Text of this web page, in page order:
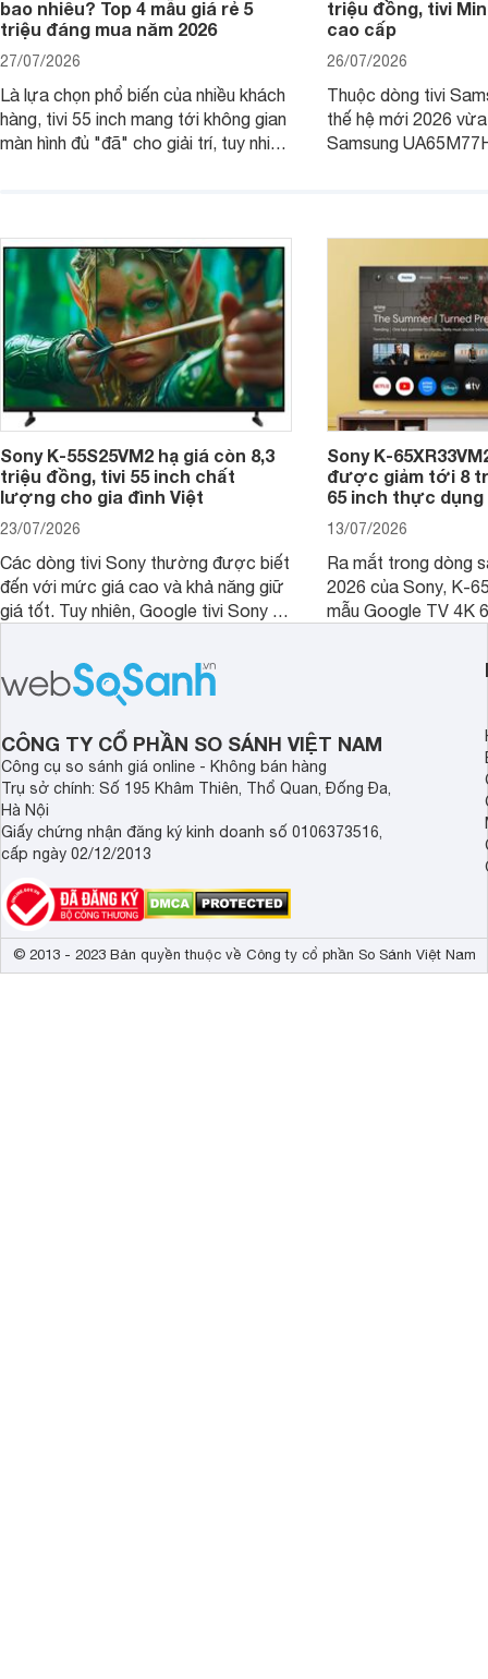
bao nhiêu? Top 4 mẫu giá rẻ 5
triệu đáng mua năm 2026
27/07/2026
Là lựa chọn phổ biến của nhiều khách
hàng, tivi 55 inch mang tới không gian
màn hình đủ "đã" cho giải trí, tuy nhiên
dùng cho phòng bao nhiêu m2?
triệu đồng, tivi
cao cấp
26/07/2026
Thuộc dòng tivi
thế hệ mới 2026
Samsung
Sony K-55S25VM2 hạ giá còn 8,3
triệu đồng, tivi 55 inch chất
lượng cho gia đình Việt
23/07/2026
Các dòng tivi Sony thường được biết
đến với mức giá cao và khả năng giữ
giá tốt. Tuy nhiên, Google tivi Sony 55
hợp đáng chú ý khi có mức giá dễ
tiếp cận hơn dù mới ra mắt trong năm
Sony K-
được giảm tới 8
65 inch thực
13/07/2026
Ra mắt trong dòng
2026 của Sony, K-
mẫu Google TV 4K
tảng Google TV
nghệ hỗ trợ nâng
CÔNG TY CỔ PHẦN SO SÁNH VIỆT NAM
Công cụ so sánh giá online - Không bán hàng
Trụ sở chính: Số 195 Khâm Thiên, Thổ Quan, Đống Đa,
Hà Nội
Giấy chứng nhận đăng ký kinh doanh số 0106373516,
cấp ngày 02/12/2013
© 2013 - 2023 Bản quyền thuộc về Công ty cổ phần So Sánh Việt Nam